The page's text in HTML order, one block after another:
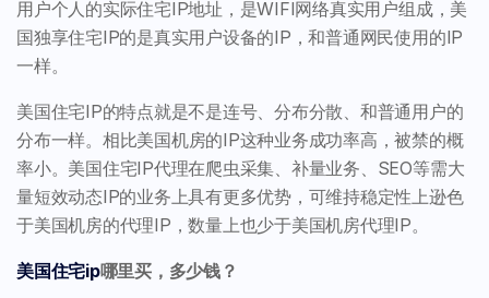
用户个人的实际住宅IP地址，是WIFI网络真实用户组成，美
国独享住宅IP的是真实用户设备的IP，和普通网民使用的IP
一样。
美国住宅IP的特点就是不是连号、分布分散、和普通用户的
分布一样。相比美国机房的IP这种业务成功率高，被禁的概
率小。美国住宅IP代理在爬虫采集、补量业务、SEO等需大
量短效动态IP的业务上具有更多优势，可维持稳定性上逊色
于美国机房的代理IP，数量上也少于美国机房代理IP。
美国住宅ip哪里买，多少钱？